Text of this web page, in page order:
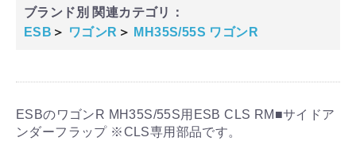
ブランド別 関連カテゴリ：
ESB ＞ ワゴンR ＞ MH35S/55S ワゴンR
ESBのワゴンR MH35S/55S用ESB CLS RM■サイドア
ンダーフラップ ※CLS専用部品です。